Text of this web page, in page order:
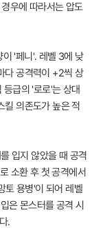
우에 따라서는 압도
이 '페니'. 레벨 3에 낮
다 공격력이 +2씩 상
급의 '로로'는 상대
킬 의존도가 높은 적
입지 않았을 때 공격
소환 후 첫 공격에서
토 용병'이 되어 레벨
은 몬스터를 공격 시
.